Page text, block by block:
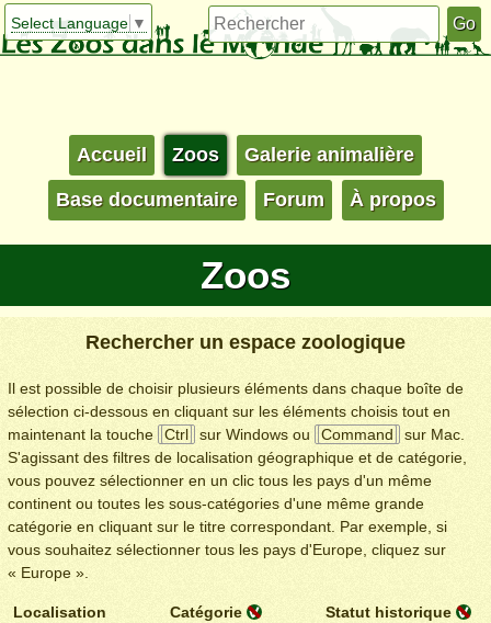
Select Language ▼
Accueil Zoos Galerie animalière
Base documentaire Forum À propos
Zoos
Rechercher un espace zoologique
Il est possible de choisir plusieurs éléments dans chaque boîte de
sélection ci-dessous en cliquant sur les éléments choisis tout en
maintenant la touche
Ctrl sur Windows ou Command
sur Mac.
S'agissant des filtres de localisation géographique et de catégorie,
vous pouvez sélectionner en un clic tous les pays d'un même
continent ou toutes les sous-catégories d'une même grande
catégorie en cliquant sur le titre correspondant. Par exemple, si
vous souhaitez sélectionner tous les pays d'Europe, cliquez sur
« Europe ».
Localisation
Catégorie Statut historique